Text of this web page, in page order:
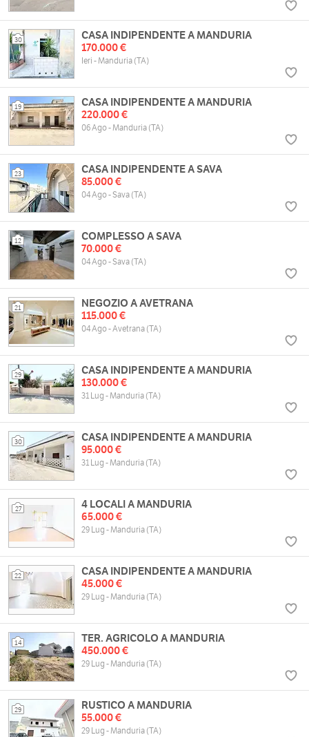
30
CASA INDIPENDENTE A MANDURIA
170.000 €
Ieri - Manduria (TA)
19
CASA INDIPENDENTE A MANDURIA
220.000 €
06 Ago - Manduria (TA)
23
CASA INDIPENDENTE A SAVA
85.000 €
04 Ago - Sava (TA)
12
COMPLESSO A SAVA
70.000 €
04 Ago - Sava (TA)
21
NEGOZIO A AVETRANA
115.000 €
04 Ago - Avetrana (TA)
29
CASA INDIPENDENTE A MANDURIA
130.000 €
31 Lug - Manduria (TA)
30
CASA INDIPENDENTE A MANDURIA
95.000 €
31 Lug - Manduria (TA)
27
4 LOCALI A MANDURIA
65.000 €
29 Lug - Manduria (TA)
22
CASA INDIPENDENTE A MANDURIA
45.000 €
29 Lug - Manduria (TA)
14
TER. AGRICOLO A MANDURIA
450.000 €
29 Lug - Manduria (TA)
29
RUSTICO A MANDURIA
55.000 €
29 Lug - Manduria (TA)